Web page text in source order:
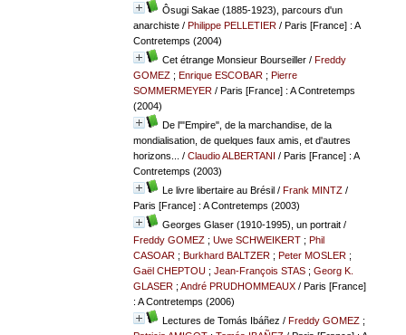
Ôsugi Sakae (1885-1923), parcours d'un
anarchiste/ Philippe PELLETIER/ Paris [France] : A
Contretemps (2004)
Cet étrange Monsieur Bourseiller/ Freddy
GOMEZ; Enrique ESCOBAR; Pierre
SOMMERMEYER/ Paris [France] : A Contretemps
(2004)
De l'"Empire", de la marchandise, de la
mondialisation, de quelques faux amis, et d'autres
horizons...
/ Claudio ALBERTANI / Paris [France] : A
Contretemps (2003)
Le livre libertaire au Brésil/ Frank MINTZ/
Paris [France] : A Contretemps (2003)
Georges Glaser (1910-1995), un portrait/
Freddy GOMEZ; Uwe SCHWEIKERT; Phil
CASOAR; Burkhard BALTZER; Peter MOSLER;
Gaël CHEPTOU; Jean-François STAS; Georg K.
GLASER; André PRUDHOMMEAUX/ Paris [France]
: A Contretemps (2006)
Lectures de Tomás Ibáñez / Freddy GOMEZ;